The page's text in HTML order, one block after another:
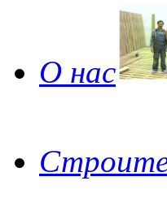
О нас